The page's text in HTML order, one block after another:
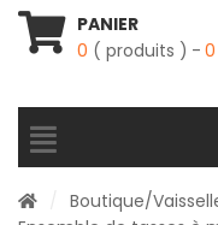
PANIER
0 ( produits ) 0
Boutique/